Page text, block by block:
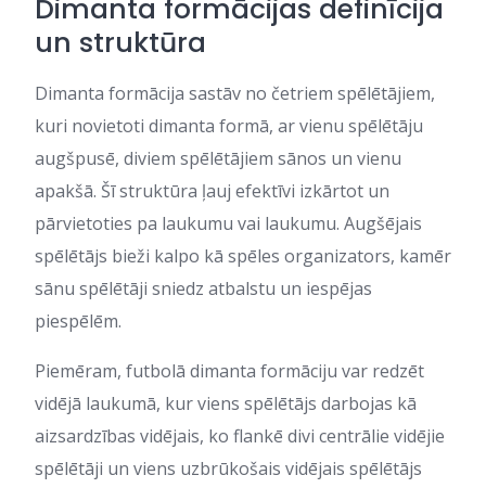
Dimanta formācijas definīcija
un struktūra
Dimanta formācija sastāv no četriem spēlētājiem,
kuri novietoti dimanta formā, ar vienu spēlētāju
augšpusē, diviem spēlētājiem sānos un vienu
apakšā. Šī struktūra ļauj efektīvi izkārtot un
pārvietoties pa laukumu vai laukumu. Augšējais
spēlētājs bieži kalpo kā spēles organizators, kamēr
sānu spēlētāji sniedz atbalstu un iespējas
piespēlēm.
Piemēram, futbolā dimanta formāciju var redzēt
vidējā laukumā, kur viens spēlētājs darbojas kā
aizsardzības vidējais, ko flankē divi centrālie vidējie
spēlētāji un viens uzbrūkošais vidējais spēlētājs